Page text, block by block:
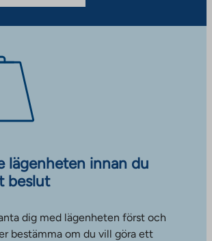
lägenheten innan du
beslut
dig med lägenheten först och
bestämma om du vill göra ett